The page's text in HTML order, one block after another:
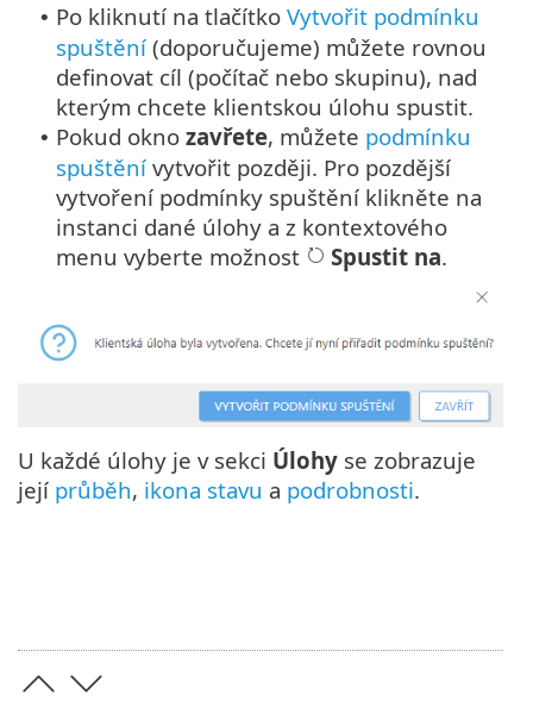
• Po kliknutí na tlačítko Vytvořit podmínku
spuštění (doporučujeme) můžete rovnou
definovat cíl (počítač nebo skupinu), nad
kterým chcete klientskou úlohu spustit.
• Pokud okno zavřete, můžete podmínku
spuštění vytvořit později. Pro pozdější
vytvoření podmínky spuštění klikněte na
instanci dané úlohy a z kontextového
menu vyberte možnost
Spustit na.
U každé úlohy je v sekci Úlohy se zobrazuje
její průběh, ikona stavu a podrobnosti.